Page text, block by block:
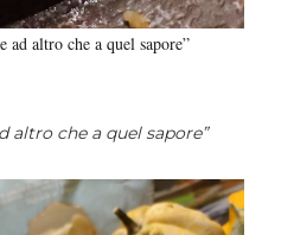
ad altro che a quel sapore”
altro che a quel sapore”